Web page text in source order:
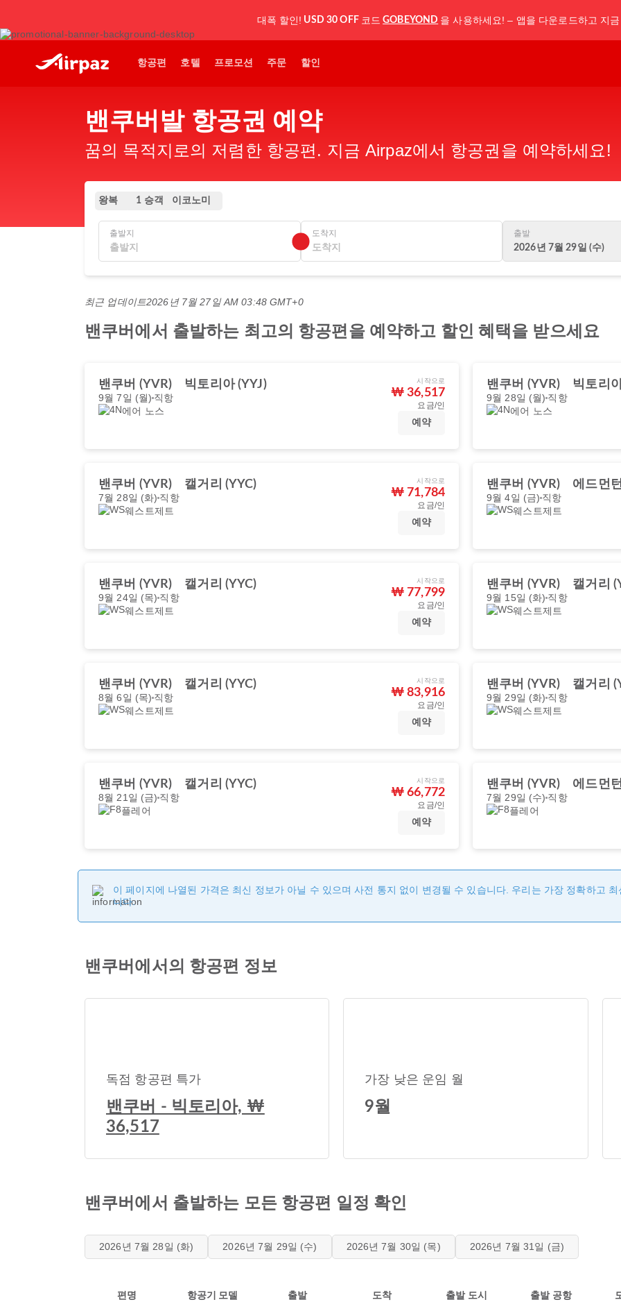
대폭 할인! USD 30 OFF 코드 GOBEYOND 을 사용하세요! – 앱을 다운로드하고 지
항공편 호텔 프로모션 주문 할인
밴쿠버발 항공권 예약
꿈의 목적지로의 저렴한 항공편. 지금 Airpaz에서 항공권을 예약하세요!
왕복 1 승객 이코노미
출발지 도착지
출발
2026년 7월 29일 (수)
최근 업데이트2026년 7월 27일 AM 03:48 GMT+0
밴쿠버에서 출발하는 최고의 항공편을 예약하고 할인 혜택을 받으세요
밴쿠버 (YVR) 빅토리아 (YYJ)
9월 7일 (월) 직항
에어 노스
시작으로
₩ 36,517
요금/인
예약
밴쿠버 (YVR) 빅토리
9월 28일 (월) 직항
에어 노스
밴쿠버 (YVR) 캘거리 (YYC)
7월 28일 (화) 직항
웨스트제트
시작으로
₩ 71,784
요금/인
예약
밴쿠버 (YVR) 에드먼
9월 4일 (금) 직항
웨스트제트
밴쿠버 (YVR) 캘거리 (YYC)
9월 24일 (목) 직항
웨스트제트
시작으로
₩ 77,799
요금/인
예약
밴쿠버 (YVR) 캘거리
9월 15일 (화) 직항
웨스트제트
밴쿠버 (YVR) 캘거리 (YYC)
8월 6일 (목) 직항
웨스트제트
시작으로
₩ 83,916
요금/인
예약
밴쿠버 (YVR) 캘거리
9월 29일 (화) 직항
웨스트제트
밴쿠버 (YVR) 캘거리 (YYC)
8월 21일 (금) 직항
플레어
시작으로
₩ 66,772
요금/인
예약
밴쿠버 (YVR) 에드먼
7월 29일 (수) 직항
플레어
이 페이지에 나열된 가격은 최신 정보가 아닐 수 있으며 사전 통지 없이 변경될 수 있습니다. 우리는 가장 정확하고
니다.
밴쿠버에서의 항공편 정보
독점 항공편 특가
밴쿠버 - 빅토리아, ₩
36,517
가장 낮은 운임 월
9월
밴쿠버에서 출발하는 모든 항공편 일정 확인
2026년 7월 28일 (화) 2026년 7월 29일 (수) 2026년 7월 30일 (목) 2026년 7월 31일 (금)
편명 항공기 모델 출발 도착 출발 도시 출발 공항